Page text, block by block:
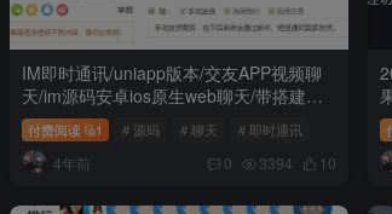
IM即时通讯/uniapp版本/交友APP视频聊
天/im源码安卓ios原生web聊天/带搭建视
频教程
付费阅读 1 # 源码 # 聊天 # 即时通讯
4年前 0 3394 10